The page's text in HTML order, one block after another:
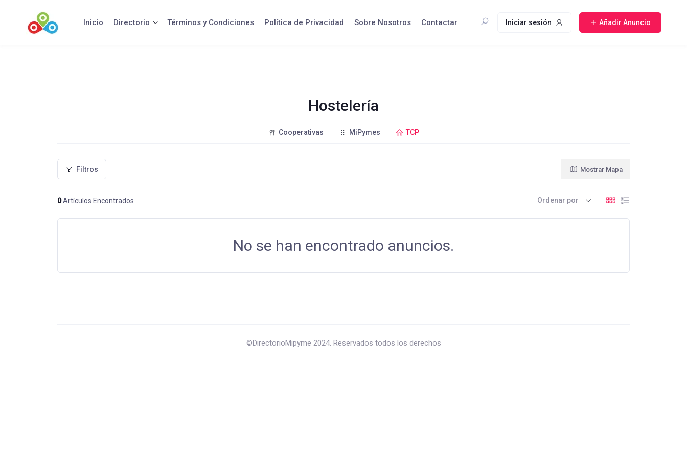
contenido
Inicio Directorio Términos y Condiciones Política de Privacidad Sobre Nosotros Contactar Iniciar sesión Añadir Anuncio
Hostelería
Cooperativas MiPymes TCP
Filtros
0Artículos Encontrados
Mostrar Mapa
Ordenar por
No se han encontrado anuncios.
©DirectorioMipyme 2024. Reservados todos los derechos